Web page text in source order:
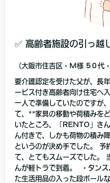
✅ 高齢者施設の引っ越
（大阪市住吉区・M様 5０代
要介護認定を受けた父が、長
ービス付き高齢者向け住宅へ
一人で準備していたのですが
て、**家具の移動や荷積みを
いたところ、「RENTO」さ
ん付きで、しかも荷物の積み
というのが決め手でした。
て、とてもスムーズでした。
んが軽トラで到着。 ・タン
た生活用品の入った段ボール